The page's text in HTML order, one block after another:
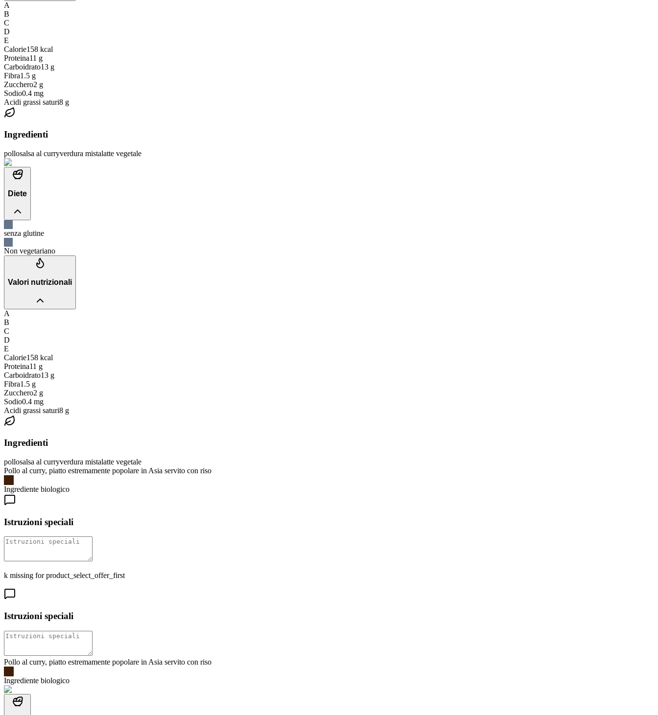
A
B
C
D
E
Calorie158 kcal
Proteina11 g
Carboidrato13 g
Fibra1.5 g
Zucchero2 g
Sodio0.4 mg
Acidi grassi saturi8 g
Ingredienti
pollosalsa al curryverdura mistalatte vegetale
Diete
senza glutine
Non vegetariano
Valori nutrizionali
A
B
C
D
E
Calorie158 kcal
Proteina11 g
Carboidrato13 g
Fibra1.5 g
Zucchero2 g
Sodio0.4 mg
Acidi grassi saturi8 g
Ingredienti
pollosalsa al curryverdura mistalatte vegetale
Pollo al curry, piatto estremamente popolare in Asia servito con riso
Ingrediente biologico
Istruzioni speciali
k missing for product_select_offer_first
Istruzioni speciali
Pollo al curry, piatto estremamente popolare in Asia servito con riso
Ingrediente biologico